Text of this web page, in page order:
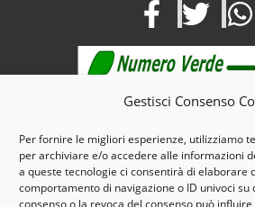
Gestisci Consenso
Per fornire le migliori esperienze, utilizziamo
per archiviare e/o accedere alle informazioni
a queste tecnologie ci consentirà di elaborare
comportamento di navigazione o ID univoci su
consenso o la revoca del consenso può
Mail:
Pec :